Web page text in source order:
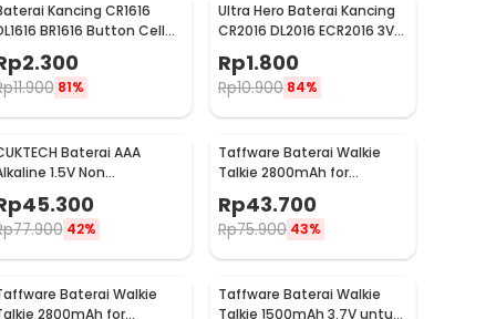
Kancing CR1616
BR1616 Button Cell
3V Lithium 1 PCS
2.300
11.900 81%
Ultra Hero Baterai Kancing
CR2016 DL2016 ECR2016 3V
Lithium 1 PCS
Rp1.800
Rp10.900 84%
Baterai AAA
1.5V Non
Rechargeable 10 PCS - Zi7
45.300
77.900 42%
Taffware Baterai Walkie
Talkie 2800mAh for
Taffware Pofung BF-UV82 -
BL-8
Rp43.700
Rp75.900 43%
Baterai Walkie
2800mAh for
Taffware Baterai Walkie
Talkie 1500mAh 3.7V untuk